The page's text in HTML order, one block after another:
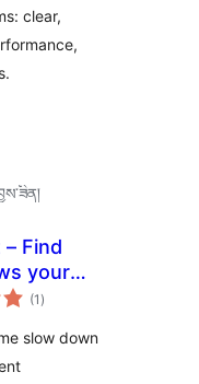
ཚང་།
clear,
Find
your
(1 གདེང་
འཇོག་
ཚང་།
)
slow down